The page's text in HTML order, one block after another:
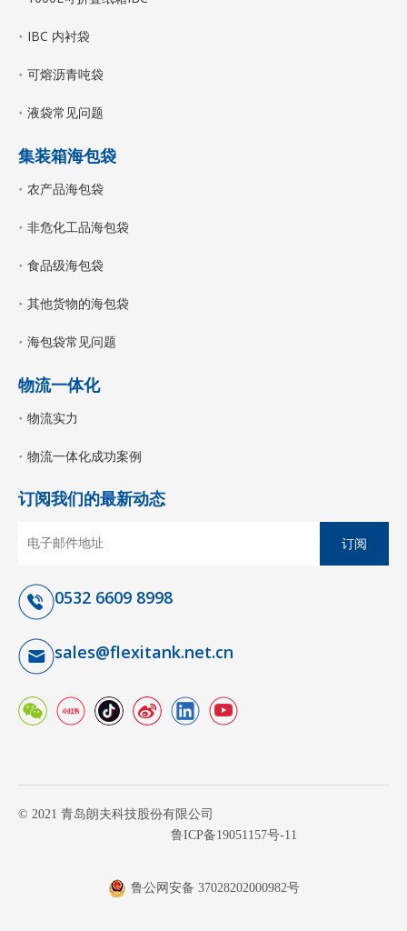
IBC 内衬袋
可熔沥青吨袋
液袋常见问题
集装箱海包袋
农产品海包袋
非危化工品海包袋
食品级海包袋
其他货物的海包袋
海包袋常见问题
物流一体化
物流实力
物流一体化成功案例
订阅我们的最新动态
订阅
0532 6609 8998
sales@flexitank.net.cn
© 2021 青岛朗夫科技股份有限公司
鲁ICP备19051157号-11
鲁公网安备 37028202000982号